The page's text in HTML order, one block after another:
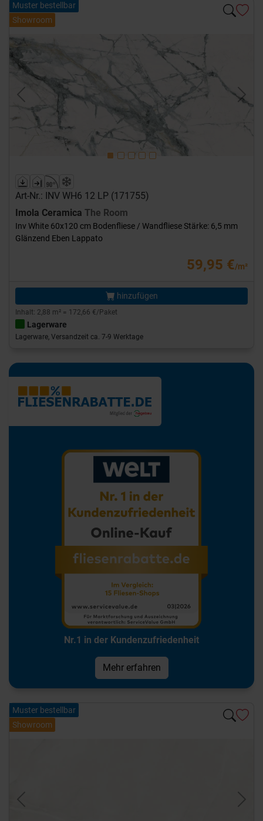
Muster bestellbar
Showroom
Previous Next
Art-Nr.: INV WH6 12 LP (171755)
Imola Ceramica The Room
Inv White 60x120 cm Bodenfliese / Wandfliese Stärke: 6,5 mm
Glänzend Eben Lappato
59,95 €/m²
hinzufügen
Inhalt: 2,88 m² = 172,66 €/Paket
Lagerware
Lagerware, Versandzeit ca. 7-9 Werktage
Nr.1 in der Kundenzufriedenheit
Mehr erfahren
Muster bestellbar
Showroom
Previous Next